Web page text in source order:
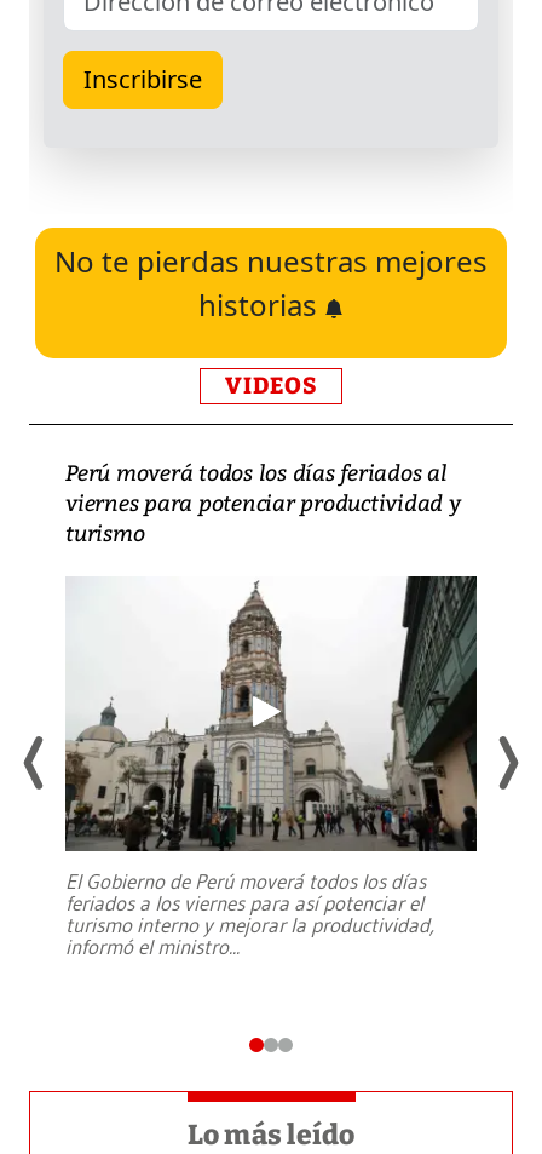
No te pierdas nuestras mejores
historias
VIDEOS
Perú moverá todos los días feriados al
viernes para potenciar productividad y
turismo
El Gobierno de Perú moverá todos los días
feriados a los viernes para así potenciar el
turismo interno y mejorar la productividad,
informó el ministro...
Lo más leído